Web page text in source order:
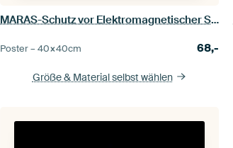
MARAS-Schutz vor Elektromagnetischer Strahlung
Poster –40×40cm 68,-
Größe & Material selbst wählen